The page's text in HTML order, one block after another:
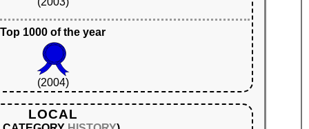
Top 1000 of the year
(2004)
LOCAL